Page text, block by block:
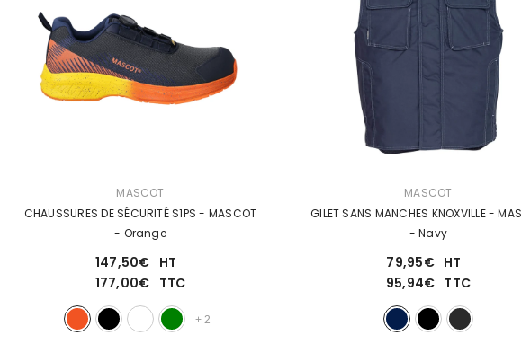
MASCOT
- Orange
147,50€ HT
177,00€ TTC
+ 2
MASCOT
- Navy
79,95€ HT
95,94€ TTC